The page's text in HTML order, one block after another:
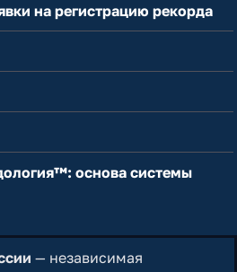
на регистрацию рекорда
основа системы
— независимая